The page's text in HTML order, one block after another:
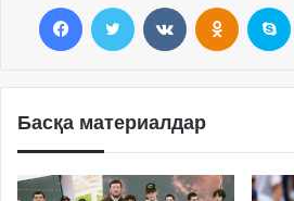
Басқа материалдар